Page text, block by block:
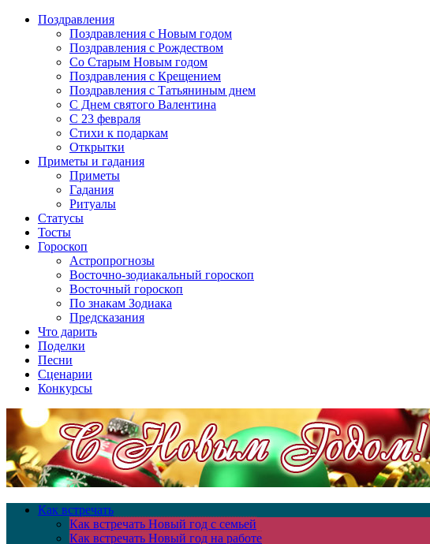
Поздравления
Поздравления с Новым годом
Поздравления с Рождеством
Со Старым Новым годом
Поздравления с Крещением
Поздравления с Татьяниным днем
С Днем святого Валентина
C 23 февраля
Стихи к подаркам
Открытки
Приметы и гадания
Приметы
Гадания
Ритуалы
Статусы
Тосты
Гороскоп
Астропрогнозы
Восточно-зодиакальный гороскоп
Восточный гороскоп
По знакам Зодиака
Предсказания
Что дарить
Поделки
Песни
Сценарии
Конкурсы
Как встречать
Как встречать Новый год с семьей
Как встречать Новый год на работе